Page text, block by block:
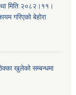
मिति २०८२।११।
गरिएको बेहोरा
खुलेको सम्बन्धमा